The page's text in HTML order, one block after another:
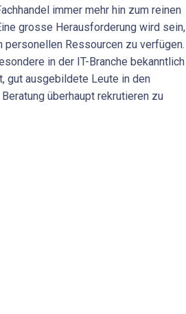
immer mehr hin zum reinen
grosse Herausforderung wird sein,
personellen Ressourcen zu verfügen.
in der IT-Branche bekanntlich
gut ausgebildete Leute in den
überhaupt rekrutieren zu